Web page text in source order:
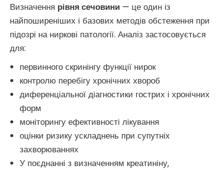
Визначення рівня сечовини — це один із
найпоширеніших і базових методів обстеження при
підозрі на ниркові патології. Аналіз застосовується
для:
первинного скринінгу функції нирок
контролю перебігу хронічних хвороб
диференціальної діагностики гострих і хронічних
форм
моніторингу ефективності лікування
оцінки ризику ускладнень при супутніх
захворюваннях
У поєднанні з визначенням креатиніну,